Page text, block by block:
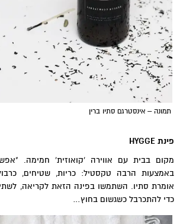
תמונה – אינסטרגם סתיו ברין
פינתHYGGE
מקום בבית עם אווירה 'קואוזית' חמימה.
באמצעות הרבה טקסטיל: כריות, שטיחים,
אומרת סתיו. השתמשו בפינה הזאת לקריאה,
כדי להתכרבל כשגשום בחוץ…